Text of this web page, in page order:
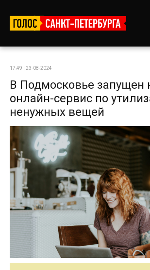
17:49 | 23-08-2024
В Подмосковье запущен
онлайн-сервис по
ненужных вещей